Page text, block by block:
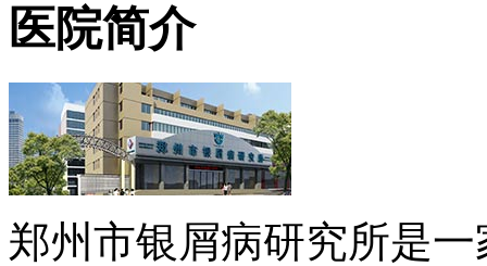
医院简介
郑州市银屑病研究所是